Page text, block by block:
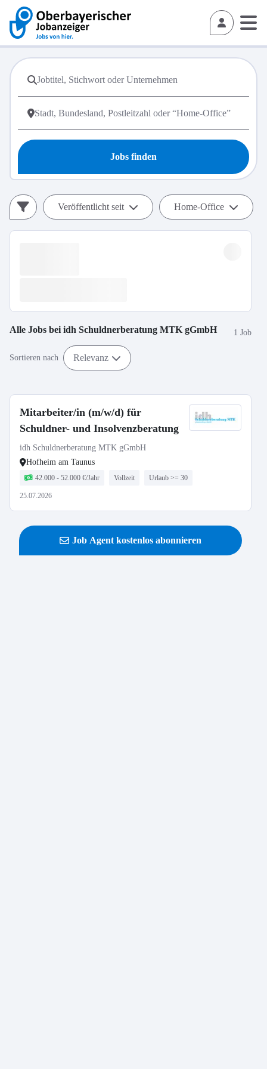
Jobs finden
Veröffentlicht seit Home-Office
Alle Jobs bei idh Schuldnerberatung MTK gGmbH 1 Job
Sortieren nach Relevanz
Mitarbeiter/in (m/w/d) für
Schuldner- und Insolvenzberatung
idh Schuldnerberatung MTK gGmbH
Hofheim am Taunus
42.000 - 52.000 €/Jahr Vollzeit Urlaub >= 30
25.07.2026
Job Agent kostenlos abonnieren